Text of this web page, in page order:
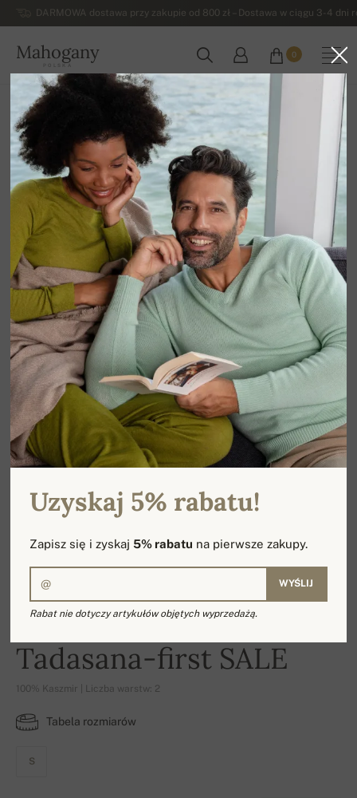
DARMOWA dostawa przy zakupie od 800 zł – Dostawa w ciągu 3-4
Mahogany
POLSKA
0
Strona główna Wyprzedaz DODATKI
Tadasana-first SALE
100% Kaszmir | Liczba warstw: 2
Tabela rozmiarów
S
Uzyskaj 5% rabatu!
Zapisz się i zyskaj5% rabatu na pierwsze zakupy.
WYŚLIJ
Rabat nie dotyczy artykułów objętych wyprzedażą.